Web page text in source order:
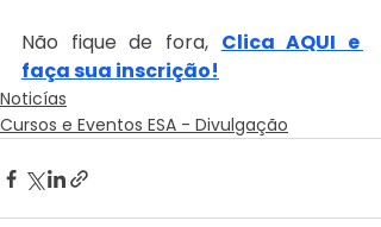
Não fique de fora, Clica AQUI e
faça sua inscrição!
Noticías
Cursos e Eventos ESA - Divulgação